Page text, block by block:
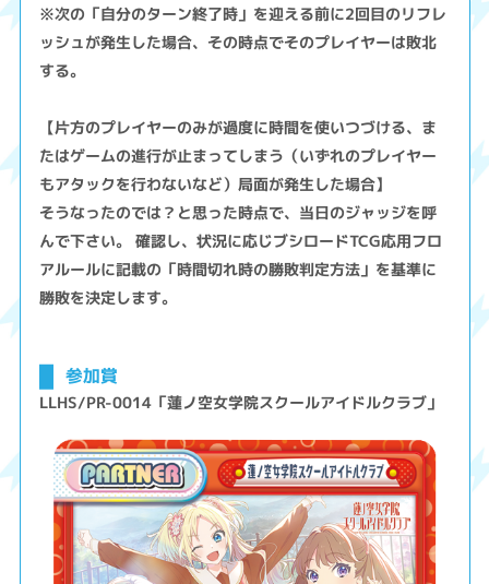
※次の「自分のターン終了時」を迎える前に2回目のリフレ
ッシュが発生した場合、その時点でそのプレイヤーは敗北
する。
【片方のプレイヤーのみが過度に時間を使いつづける、ま
たはゲームの進行が止まってしまう（いずれのプレイヤー
もアタックを行わないなど）局面が発生した場合】
そうなったのでは？と思った時点で、当日のジャッジを呼
んで下さい。 確認し、状況に応じブシロードTCG応用フロ
アルールに記載の「時間切れ時の勝敗判定方法」を基準に
勝敗を決定します。
参加賞
LLHS/PR-0014「蓮ノ空女学院スクールアイドルクラブ」